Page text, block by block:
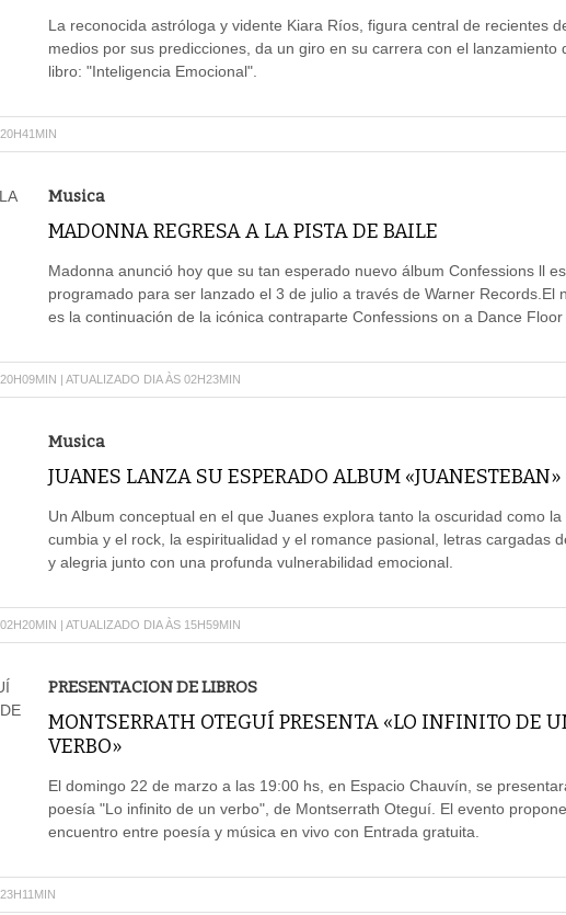
La reconocida astróloga y vidente Kiara Ríos, figura central de recientes
medios por sus predicciones, da un giro en su carrera con el lanzamiento
libro: "Inteligencia Emocional".
Musica
MADONNA REGRESA A LA PISTA DE BAILE
Madonna anunció hoy que su tan esperado nuevo álbum Confessions ll
programado para ser lanzado el 3 de julio a través de Warner Records.El
es la continuación de la icónica contraparte Confessions on a Dance Floor
| ATUALIZADO DIA ÀS 02H23MIN
Musica
JUANES LANZA SU ESPERADO ALBUM «JUANESTEBAN»
Un Album conceptual en el que Juanes explora tanto la oscuridad como la
cumbia y el rock, la espiritualidad y el romance pasional, letras cargadas
y alegria junto con una profunda vulnerabilidad emocional.
| ATUALIZADO DIA ÀS 15H59MIN
PRESENTACION DE LIBROS
MONTSERRATH OTEGUÍ PRESENTA «LO INFINITO DE
VERBO»
El domingo 22 de marzo a las 19:00 hs, en Espacio Chauvín, se
poesía "Lo infinito de un verbo", de Montserrath Oteguí. El evento
encuentro entre poesía y música en vivo con Entrada gratuita.